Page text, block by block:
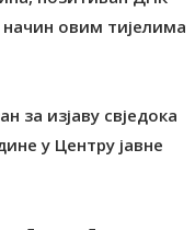
овим тијелима
за изјаву свједока
у Центру јавне